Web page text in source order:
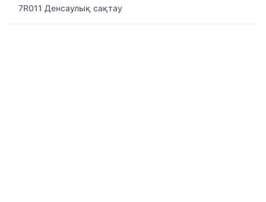
7R011 Денсаулық сақтау